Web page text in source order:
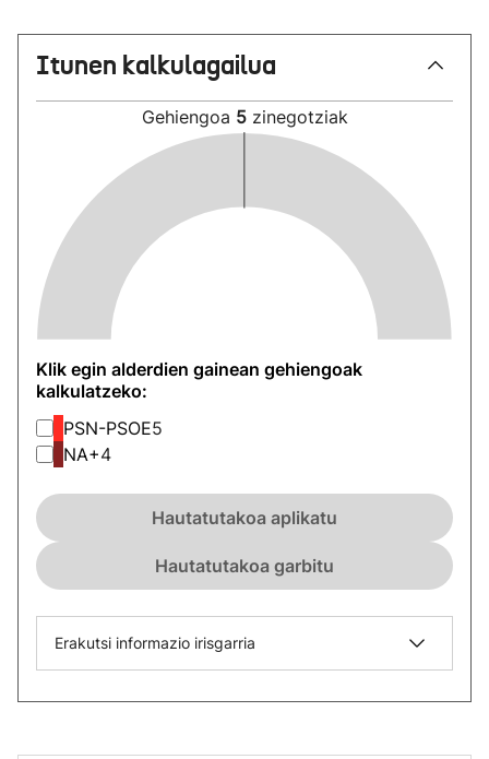
Itunen kalkulagailua
Gehiengoa 5 zinegotziak
Klik egin alderdien gainean gehiengoak
kalkulatzeko:
PSN-PSOE5
NA+4
Hautatutakoa aplikatu
Hautatutakoa garbitu
Erakutsi informazio irisgarria